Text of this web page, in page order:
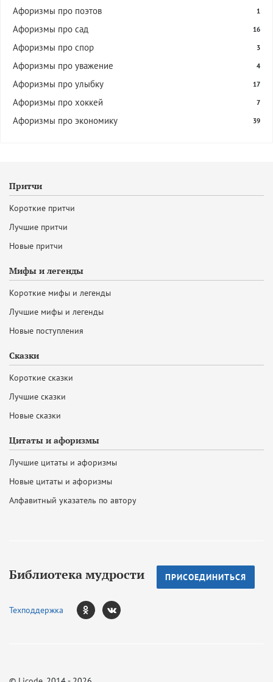
Афоризмы про поэтов 1
Афоризмы про сад 16
Афоризмы про спор 3
Афоризмы про уважение 4
Афоризмы про улыбку 17
Афоризмы про хоккей 7
Афоризмы про экономику 39
Притчи
Короткие притчи
Лучшие притчи
Новые притчи
Мифы и легенды
Короткие мифы и легенды
Лучшие мифы и легенды
Новые поступления
Сказки
Короткие сказки
Лучшие сказки
Новые сказки
Цитаты и афоризмы
Лучшие цитаты и афоризмы
Новые цитаты и афоризмы
Алфавитный указатель по автору
Библиотека мудрости ПРИСОЕДИНИТЬСЯ
Техподдержка